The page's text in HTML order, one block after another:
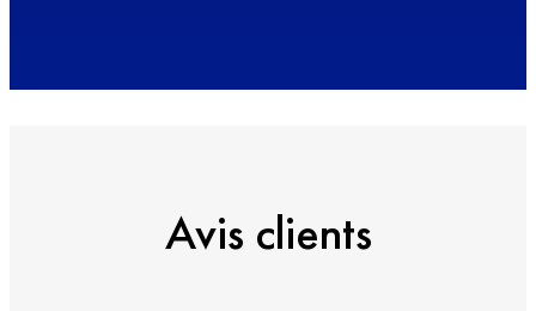
Avis clients